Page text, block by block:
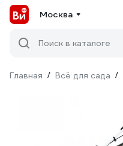
Москва
Поиск в каталоге
Главная / Всё для сада /